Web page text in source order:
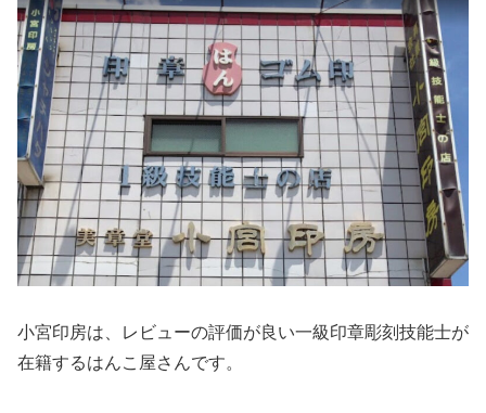
小宮印房は、レビューの評価が良い一級印章彫刻技能士が
在籍するはんこ屋さんです。